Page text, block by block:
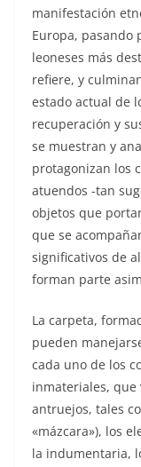
manifestación
Europa, pasando
leoneses más
refiere, y
estado actual de
recuperación y
se muestran y
protagonizan los
atuendos -tan
objetos que
que se
significativos de
forman parte
La carpeta,
pueden
cada uno de los
inmateriales,
antruejos, tales
«mázcara»), los
la indumentaria,